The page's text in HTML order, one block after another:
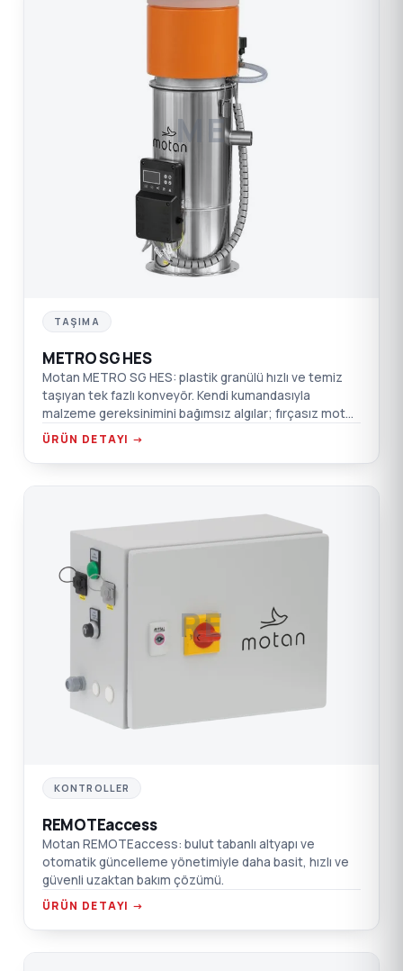
ME
TAŞIMA
METRO SG HES
Motan METRO SG HES: plastik granülü hızlı ve temiz
taşıyan tek fazlı konveyör. Kendi kumandasıyla
malzeme gereksinimini bağımsız algılar; fırçasız motor,
sessiz çalışma.
ÜRÜN DETAYI →
RE
KONTROLLER
REMOTEaccess
Motan REMOTEaccess: bulut tabanlı altyapı ve
otomatik güncelleme yönetimiyle daha basit, hızlı ve
güvenli uzaktan bakım çözümü.
ÜRÜN DETAYI →